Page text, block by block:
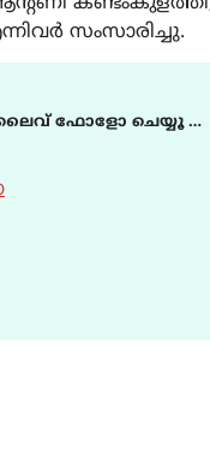
സംസാരിച്ചു.
ലൈവ് ഫോളോ ചെയ്യൂ …